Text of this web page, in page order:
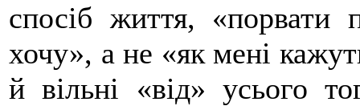
спосіб життя,
хочу», а не «як мені
й вільні «від» усього